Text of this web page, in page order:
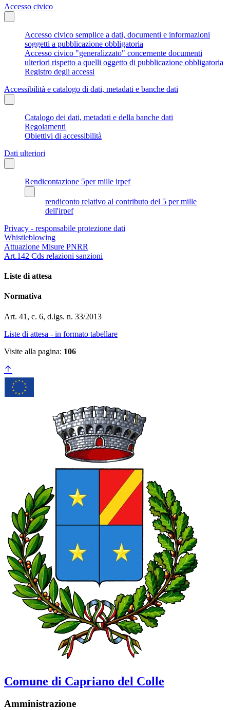
Accesso civico
Accesso civico semplice a dati, documenti e informazioni
soggetti a pubblicazione obbligatoria
Accesso civico "generalizzato" concernente documenti
ulteriori rispetto a quelli oggetto di pubblicazione obbligatoria
Registro degli accessi
Accessibilità e catalogo di dati, metadati e banche dati
Catalogo dei dati, metadati e della banche dati
Regolamenti
Obiettivi di accessibilità
Dati ulteriori
Rendicontazione 5per mille irpef
rendiconto relativo al contributo del 5 per mille
dell'irpef
Privacy - responsabile protezione dati
Whistleblowing
Attuazione Misure PNRR
Art.142 Cds relazioni sanzioni
Liste di attesa
Normativa
Art. 41, c. 6, d.lgs. n. 33/2013
Liste di attesa - in formato tabellare
Visite alla pagina: 106
Comune di Capriano del Colle
Amministrazione